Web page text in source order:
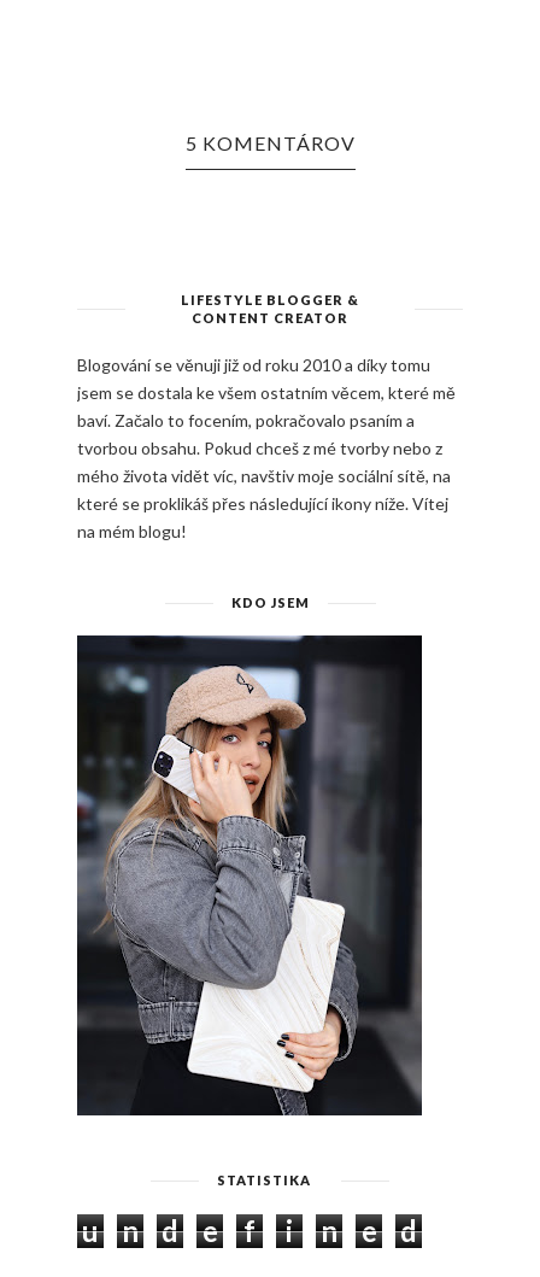
5 KOMENTÁROV
LIFESTYLE BLOGGER &
CONTENT CREATOR
Blogování se věnuji již od roku 2010 a díky tomu
jsem se dostala ke všem ostatním věcem, které mě
baví. Začalo to focením, pokračovalo psaním a
tvorbou obsahu. Pokud chceš z mé tvorby nebo z
mého života vidět víc, navštiv moje sociální sítě, na
které se proklikáš přes následující ikony níže. Vítej
na mém blogu!
KDO JSEM
STATISTIKA
u n d e f i n e d